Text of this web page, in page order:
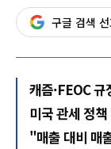
구글 검색
캐즘·FEOC
미국 관세 정
"매출 대비 매